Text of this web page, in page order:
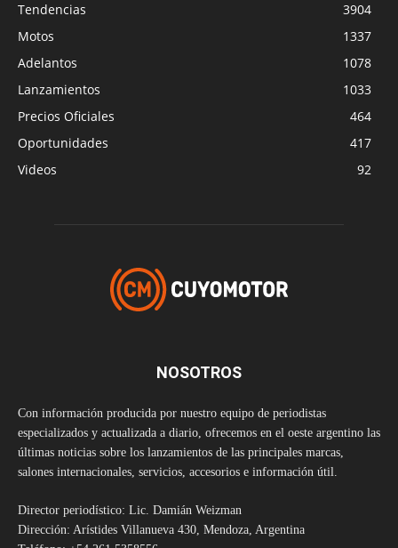
Tendencias
3904
Motos
1337
Adelantos
1078
Lanzamientos
1033
Precios Oficiales
464
Oportunidades
417
Videos
92
NOSOTROS
Con información producida por nuestro equipo de periodistas
especializados y actualizada a diario, ofrecemos en el oeste argentino las
últimas noticias sobre los lanzamientos de las principales marcas,
salones internacionales, servicios, accesorios e información útil.
Director periodístico: Lic. Damián Weizman
Dirección: Arístides Villanueva 430, Mendoza, Argentina